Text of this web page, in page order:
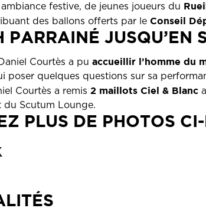
festive, de jeunes joueurs du
des ballons offerts par le Conseil
PARRAINÉ JUSQU’EN
Courtès a pu accueillir l’homme du
poser quelques questions sur sa
Courtès a remis 2 maillots Ciel & Blanc
Scutum Lounge.
PLUS DE PHOTOS